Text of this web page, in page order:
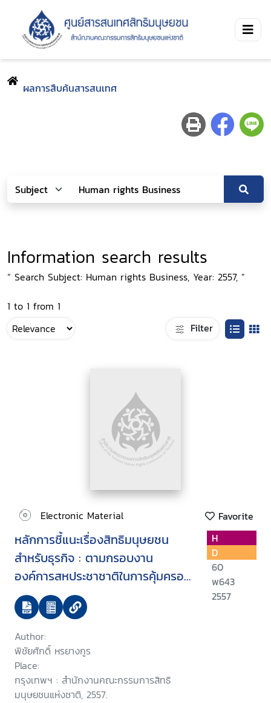
ผลการสืบค้นสารสนเทศ
Information search results
“ Search Subject: Human rights Business, Year: 2557, ”
1 to 1 from 1
Filter
Electronic Material Favorite
หลักการชี้แนะเรื่องสิทธิมนุษยชน
สำหรับธุรกิจ : ตามกรอบงาน
องค์การสหประชาชาติในการคุ้มครอง
เคารพ และเยียวยา
Author:
พิชัยศักดิ์ หรยางกูร
Place:
กรุงเทพฯ : สำนักงานคณะกรรมการสิทธิ
มนุษยชนแห่งชาติ, 2557.
H
D
60
พ643
2557